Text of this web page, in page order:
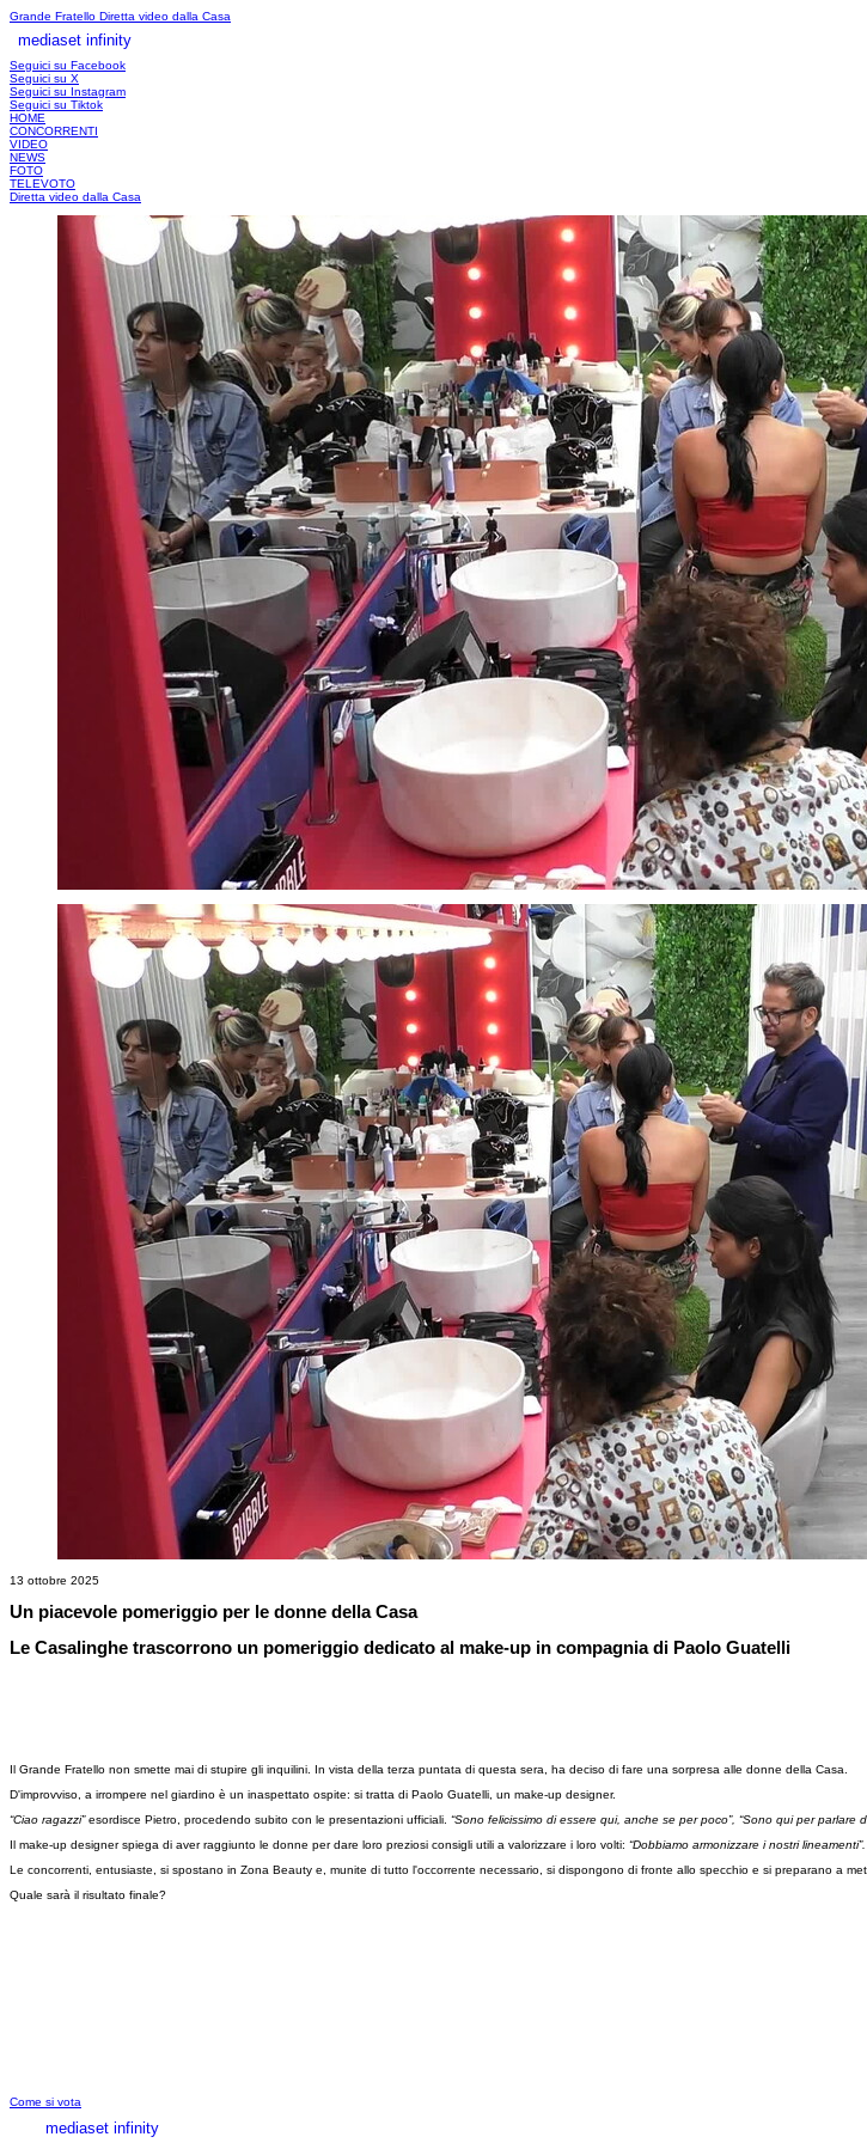
Grande Fratello Diretta video dalla Casa
mediaset infinity
Seguici su Facebook
Seguici su X
Seguici su Instagram
Seguici su Tiktok
HOME
CONCORRENTI
VIDEO
NEWS
FOTO
TELEVOTO
Diretta video dalla Casa
13 ottobre 2025
Un piacevole pomeriggio per le donne della Casa
Le Casalinghe trascorrono un pomeriggio dedicato al make-up in compagnia di Paolo Guatelli
Il Grande Fratello non smette mai di stupire gli inquilini. In vista della terza puntata di questa sera, ha deciso di fare una sorpresa alle donne della Casa.
D'improvviso, a irrompere nel giardino è un inaspettato ospite: si tratta di Paolo Guatelli, un make-up designer.
“Ciao ragazzi”esordisce Pietro, procedendo subito con le presentazioni ufficiali. “Sono felicissimo di essere qui, anche se per poco”, “Sono qui per parlare
Il make-up designer spiega di aver raggiunto le donne per dare loro preziosi consigli utili a valorizzare i loro volti: “Dobbiamo armonizzare i nostri lineamenti”.
Le concorrenti, entusiaste, si spostano in Zona Beauty e, munite di tutto l'occorrente necessario, si dispongono di fronte allo specchio e si preparano a
Quale sarà il risultato finale?
Come si vota
mediaset infinity